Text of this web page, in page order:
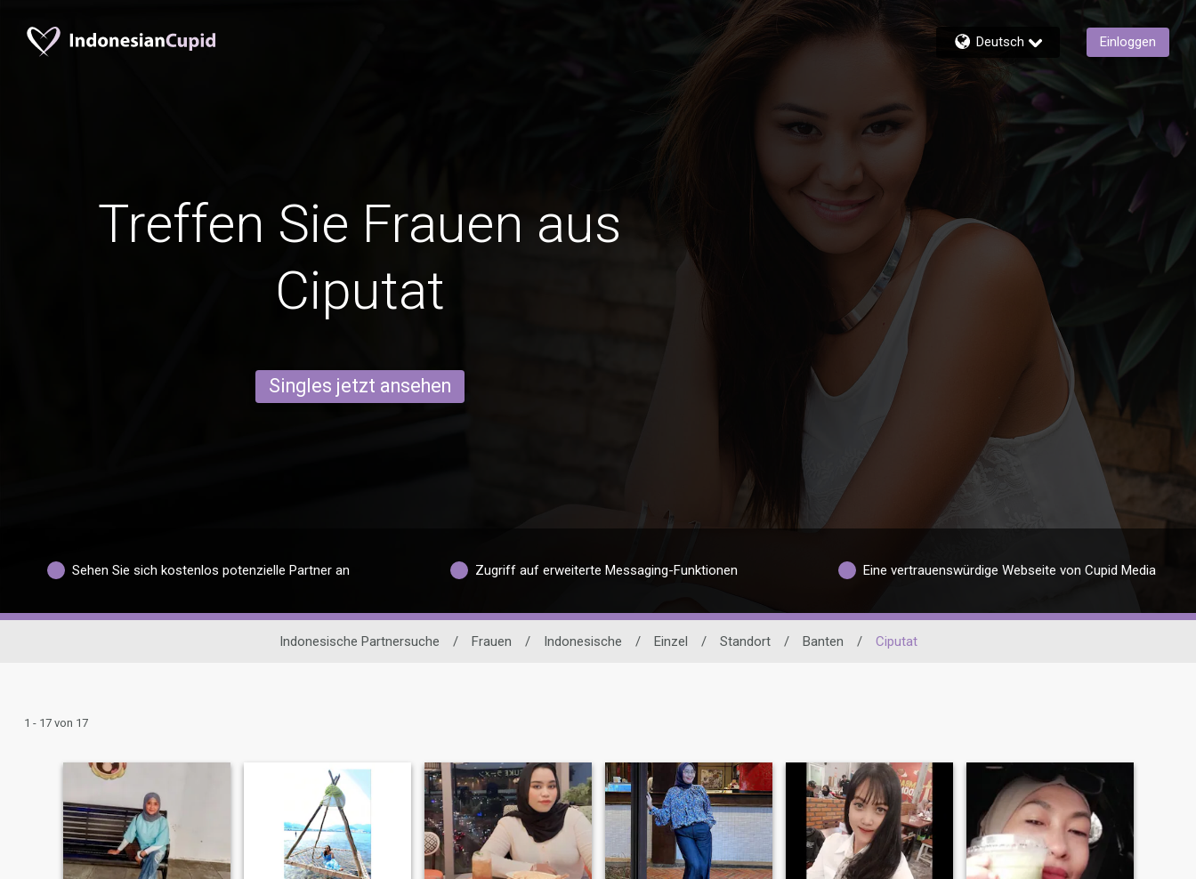
Deutsch Einloggen
Treffen Sie Frauen aus
Ciputat
Singles jetzt ansehen
Sehen Sie sich kostenlos potenzielle Partner an Zugriff auf erweiterte Messaging-Funktionen Eine vertrauenswürdige Webseite von Cupid Media
Indonesische Partnersuche / Frauen / Indonesische / Einzel / Standort / Banten / Ciputat
1 - 17 von 17